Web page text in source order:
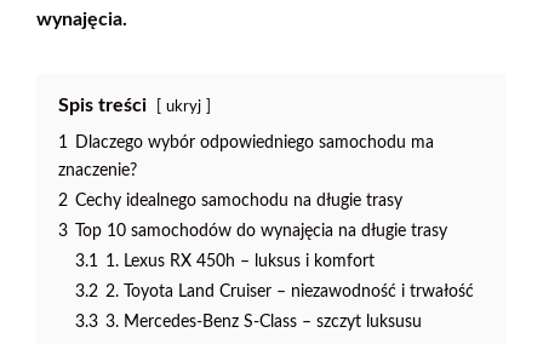
wynajęcia.
Spis treści ukryj
1
Dlaczego wybór odpowiedniego samochodu ma
znaczenie?
2 Cechy idealnego samochodu na długie trasy
3 Top 10 samochodów do wynajęcia na długie trasy
3.1
1. Lexus RX 450h – luksus i komfort
3.2 2. Toyota Land Cruiser – niezawodność i trwałość
3.3 3. Mercedes-Benz S-Class – szczyt luksusu